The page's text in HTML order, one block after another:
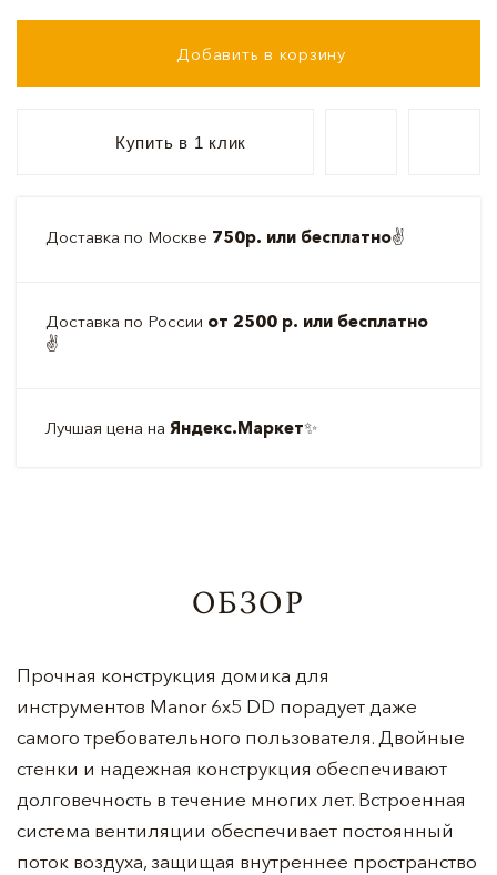
Добавить в корзину
Купить в 1 клик
Доставка по Москве 750р. или бесплатно✌️
Доставка по России от 2500 р. или бесплатно
✌️
Лучшая цена на Яндекс.Маркет✨
ОБЗОР
Прочная конструкция домика для
инструментов Manor 6x5 DD порадует даже
самого требовательного пользователя. Двойные
стенки и надежная конструкция обеспечивают
долговечность в течение многих лет. Встроенная
система вентиляции обеспечивает постоянный
поток воздуха, защищая внутреннее пространство